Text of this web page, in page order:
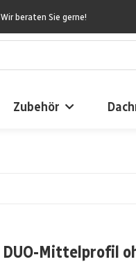
Wir beraten Sie gerne!
Zubehör
DUO-Mittelprofil